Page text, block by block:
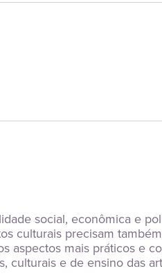
social, econômica e
culturais precisam
aspectos mais práticos e
culturais e de ensino das